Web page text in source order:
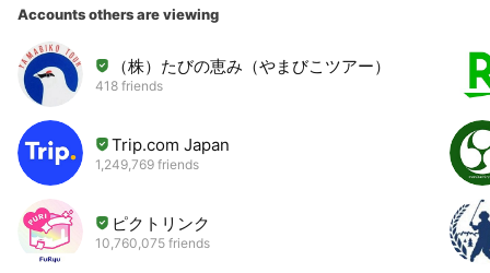
Accounts others are viewing
（株）たびの恵み（やまびこツアー）
418 friends
Trip.com Japan
1,249,769 friends
ピクトリンク
10,760,075 friends